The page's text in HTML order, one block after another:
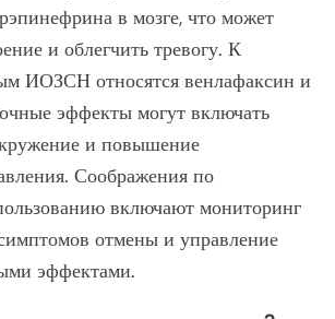
в мозге, что может
и облегчить тревогу. К
ИОЗСН относятся венлафаксин и
эффекты могут включать
и повышение
Соображения по
включают мониторинг
отмены и управление
эффектами.